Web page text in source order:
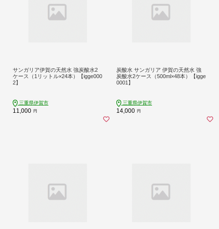
サンガリア伊賀の天然水 強炭酸水2
ケース（1リットル×24本）【igge000
2】
三重県伊賀市
11,000 円
炭酸水 サンガリア 伊賀の天然水 強
炭酸水2ケース（500ml×48本）【igge
0001】
三重県伊賀市
14,000 円